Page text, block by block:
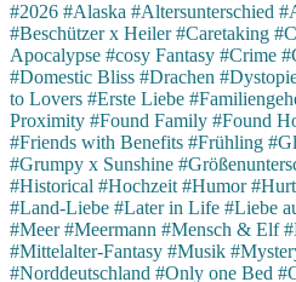
#2026 #Alaska #Altersunterschied
#Beschützer x Heiler #Caretaking
Apocalypse #cosy Fantasy #Crime
#Domestic Bliss #Drachen
to Lovers #Erste Liebe
Proximity #Found Family #Found
#Friends with Benefits #Frühling
#Grumpy x Sunshine
#Historical #Hochzeit #Humor
#Land-Liebe #Later in Life #Liebe
#Meer #Meermann #Mensch & Elf
#Mittelalter-Fantasy #Musik
#Norddeutschland #Only one Bed